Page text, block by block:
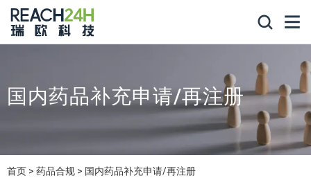
国内药品补充申请/再注册
首页 药品合规 国内药品补充申请/再注册